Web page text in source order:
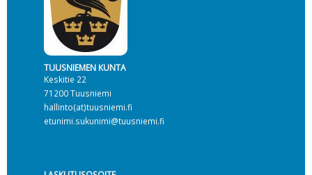
TUUSNIEMEN KUNTA
Keskitie 22
71200 Tuusniemi
hallinto(at)tuusniemi.fi
etunimi.sukunimi@tuusniemi.fi